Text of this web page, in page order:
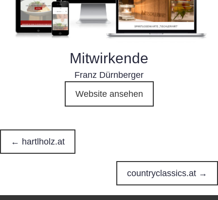
Mitwirkende
Franz Dürnberger
Website ansehen
P← hartlholz.at
countryclassics.at →